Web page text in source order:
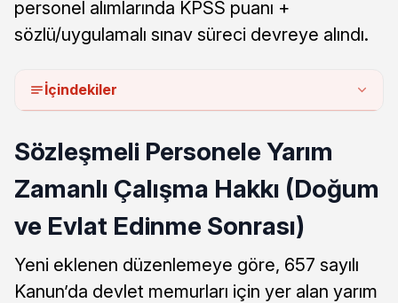
personel alımlarında KPSS puanı +
sözlü/uygulamalı sınav süreci devreye alındı.
İçindekiler
Sözleşmeli Personele Yarım
Zamanlı Çalışma Hakkı (Doğum
ve Evlat Edinme Sonrası)
Yeni eklenen düzenlemeye göre, 657 sayılı
Kanun’da devlet memurları için yer alan yarım